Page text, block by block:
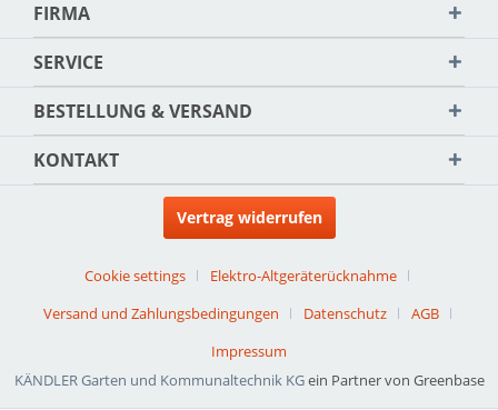
FIRMA
SERVICE
BESTELLUNG & VERSAND
KONTAKT
Vertrag widerrufen
Cookie settings
Elektro-Altgeräterücknahme
Versand und Zahlungsbedingungen
Datenschutz
AGB
Impressum
KÄNDLER Garten und Kommunaltechnik KGein Partner von Greenbase